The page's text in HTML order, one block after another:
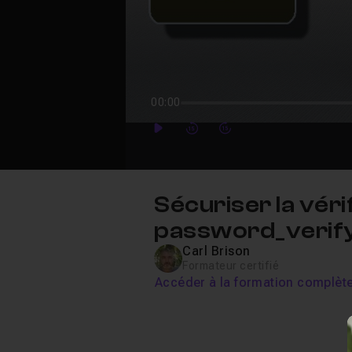
00:00
PlayForwardForward
Sécuriser la
Carl Brison
Accéder à la formation